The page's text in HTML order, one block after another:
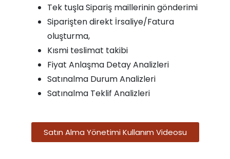
Tek tuşla Sipariş maillerinin gönderimi
Siparişten direkt İrsaliye/Fatura
oluşturma,
Kısmi teslimat takibi
Fiyat Anlaşma Detay Analizleri
Satınalma Durum Analizleri
Satınalma Teklif Analizleri
Satın Alma Yönetimi Kullanım Videosu